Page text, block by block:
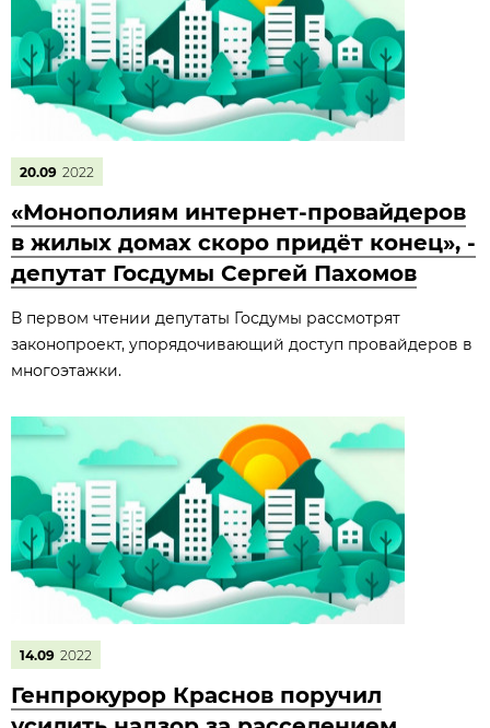
20.09 2022
«Монополиям интернет-провайдеров
в жилых домах скоро придёт конец», -
депутат Госдумы Сергей Пахомов
В первом чтении депутаты Госдумы рассмотрят
законопроект, упорядочивающий доступ провайдеров в
многоэтажки.
14.09 2022
Генпрокурор Краснов поручил